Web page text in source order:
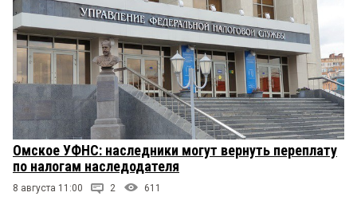
Омское УФНС: наследники могут вернуть переплату
по налогам наследодателя
8 августа 11:00 2 611